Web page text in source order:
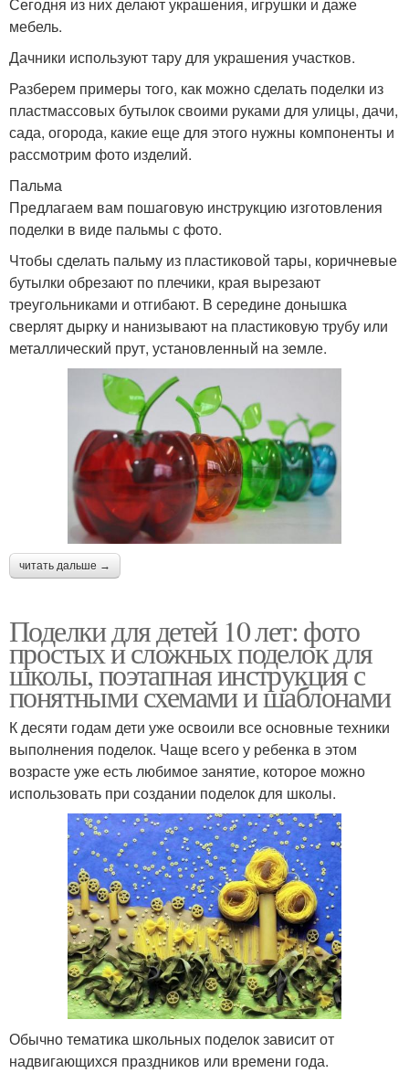
мебель.
Дачники используют тару для украшения участков.
Разберем примеры того, как можно сделать поделки из
пластмассовых бутылок своими руками для улицы, дачи,
сада, огорода, какие еще для этого нужны компоненты и
рассмотрим фото изделий.
Пальма
Предлагаем вам пошаговую инструкцию изготовления
поделки в виде пальмы с фото.
Чтобы сделать пальму из пластиковой тары, коричневые
бутылки обрезают по плечики, края вырезают
треугольниками и отгибают. В середине донышка
сверлят дырку и нанизывают на пластиковую трубу или
металлический прут, установленный на земле.
читать дальше →
Поделки для детей 10 лет: фото
простых и сложных поделок для
школы, поэтапная инструкция с
понятными схемами и шаблонами
К десяти годам дети уже освоили все основные техники
выполнения поделок. Чаще всего у ребенка в этом
возрасте уже есть любимое занятие, которое можно
использовать при создании поделок для школы.
Обычно тематика школьных поделок зависит от
надвигающихся праздников или времени года.